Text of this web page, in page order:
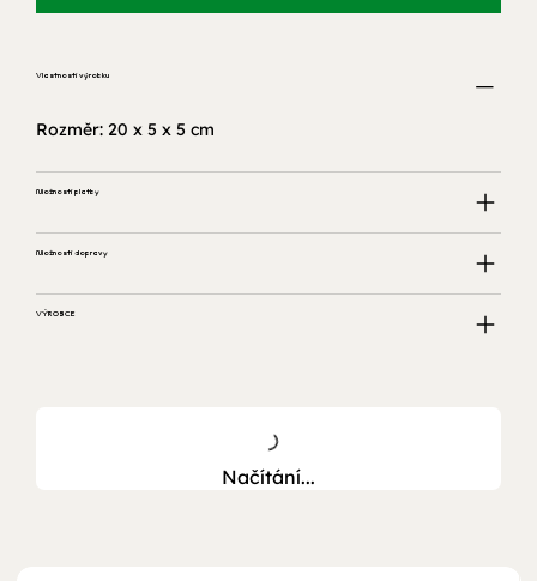
Vlastnosti výrobku
Rozměr: 20 x 5 x 5 cm
Možnosti platby
Možnosti dopravy
VÝROBCE
Načítání...